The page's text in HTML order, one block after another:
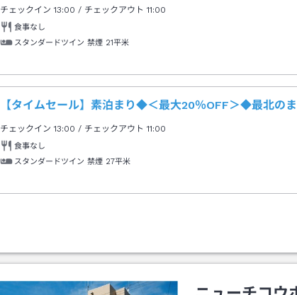
チェックイン13:00 / チェックアウト 11:00
食事なし
スタンダードツイン 禁煙 21平米
【タイムセール】素泊まり◆＜最大20％OFF＞◆最北の
チェックイン13:00 / チェックアウト 11:00
食事なし
スタンダードツイン 禁煙 27平米